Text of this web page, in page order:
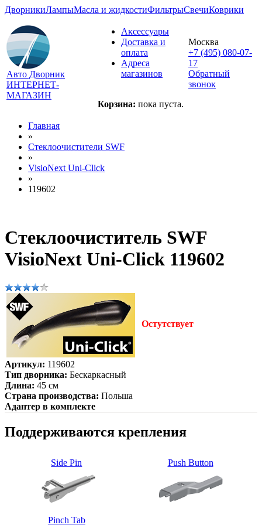
ДворникиЛампыМасла и жидкостиФильтрыСвечиКоврики
Авто Дворник
ИНТЕРНЕТ-
МАГАЗИН
Аксессуары
Доставка и
оплата
Адреса
магазинов
Корзина: пока пуста.
Москва
+7 (495) 080-07-
17
Обратный
звонок
Главная
»
Стеклоочистители SWF
»
VisioNext Uni-Click
»
119602
Стеклоочиститель SWF
VisioNext Uni-Click 119602
Остутствует
Артикул: 119602
Тип дворника: Бескаркасный
Длина: 45 см
Страна производства: Польша
Адаптер в комплекте
Поддерживаются крепления
Side Pin Push Button
Pinch Tab